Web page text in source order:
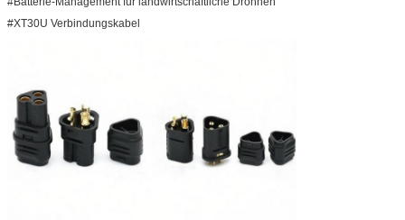
#XT30U Verbindungskabel